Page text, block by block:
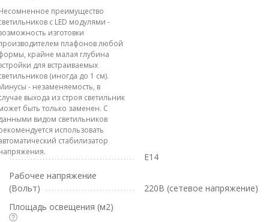
преимущество
с LED модулями -
изготовки
плафонов любой
крайне малая глубина
для встраиваемых
(иногда до 1 см).
- незаменяемость, в
выхода из строя светильник
быть только заменен. С
видом светильников
использовать
стабилизатор
E14
Рабочее напряжение
(Вольт)
220В (сетевое напряжение)
Площадь освещения (м2)